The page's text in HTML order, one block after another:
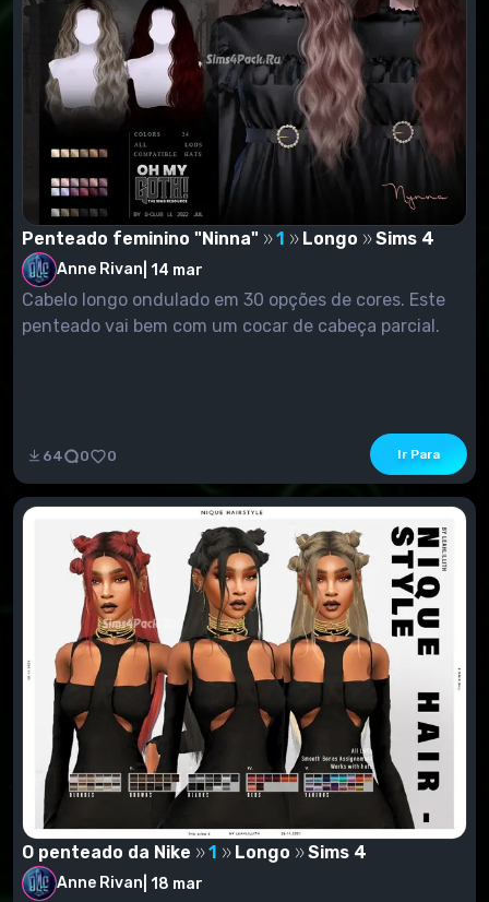
Penteado feminino "Ninna" 1 Longo Sims 4
Anne Rivan 14 mar
Cabelo longo ondulado em 30 opções de cores. Este
penteado vai bem com um cocar de cabeça parcial.
64 0 0 Ir Para
O penteado da Nike 1 Longo Sims 4
Anne Rivan 18 mar